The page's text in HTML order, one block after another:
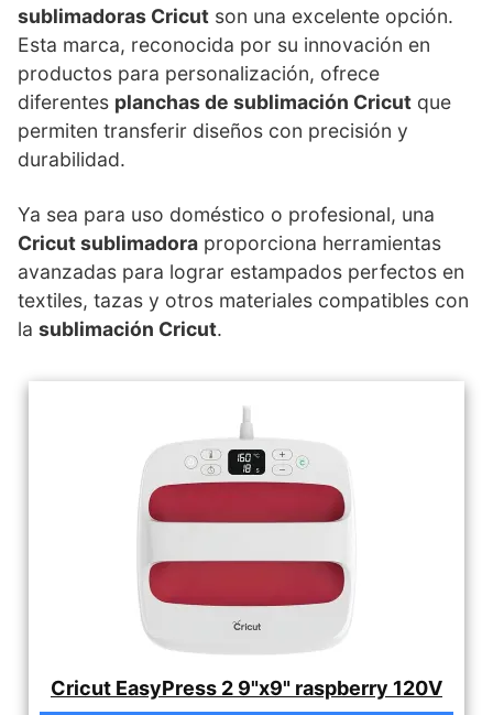
sublimadoras Cricut son una excelente opción.
Esta marca, reconocida por su innovación en
productos para personalización, ofrece
diferentes planchas de sublimación Cricut que
permiten transferir diseños con precisión y
durabilidad.
Ya sea para uso doméstico o profesional, una
Cricut sublimadora proporciona herramientas
avanzadas para lograr estampados perfectos en
textiles, tazas y otros materiales compatibles con
la sublimación Cricut.
Cricut EasyPress 2 9"x9" raspberry 120V